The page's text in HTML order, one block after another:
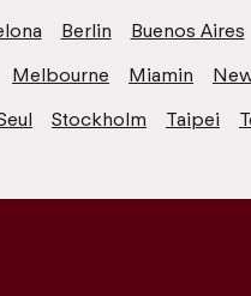
Berlin Buenos Aires
Melbourne Miamin
Stockholm Taipei